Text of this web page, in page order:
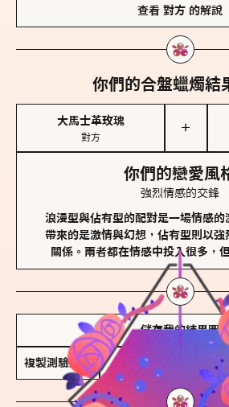
查看 對方 的解說
你們的合盤蠟燭結
大馬士革玫瑰
對方
＋
你們的戀愛風
強烈情感的交鋒
浪漫型與佔有型的配對是一場情感的
帶來的是激情與幻想，佔有型則以強
關係。兩者都在情感中投入很多，
儲存我的結果圖
複製測驗連結 查看香氛類